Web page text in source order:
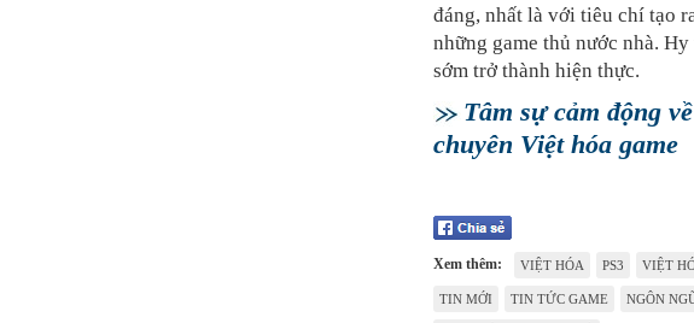
đáng, nhất là với tiêu chí tạo
những game thủ nước nhà.
sớm trở thành hiện thực.
Tâm sự cảm động
chuyên Việt hóa game
Xem thêm: VIỆT HÓA PS3 VIỆT
TIN MỚI TIN TỨC GAME NGÔN